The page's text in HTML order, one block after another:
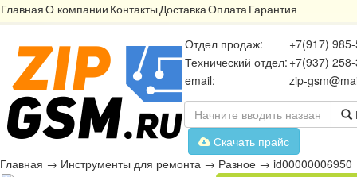
ГлавнаяО компании КонтактыДоставкаОплатаГарантия
Отдел продаж:
+7(917)
Технический отдел: +7(937)
email:
zip-
Скачать прайс
Главная → Инструменты для ремонта → Разное → id00000006950